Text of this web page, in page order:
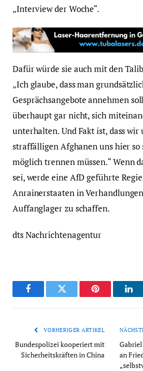
„Interview der Woche“.
Dafür würde sie auch mit den
„Ich glaube, dass man
Gesprächsangebote annehmen
überhaupt gar nicht, sich
unterhalten. Und Fakt ist, dass wir
straffälligen Afghanen uns hier so
möglich trennen müssen.“ Wenn
sei, werde eine AfD geführte
Anrainerstaaten in
Auffanglager zu schaffen.
dts Nachrichtenagentur
FacebookTwitter Pinterest
VORHERIGER ARTIKEL
Bundespolizei kooperiert mit
Sicherheitskräften in China
an